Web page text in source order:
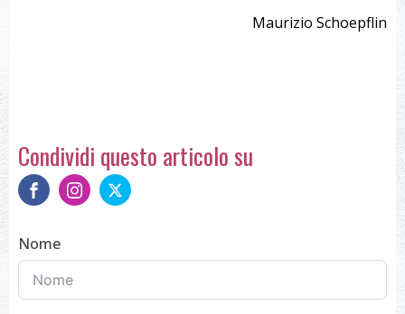
Maurizio Schoepflin
Condividi questo articolo su
Nome